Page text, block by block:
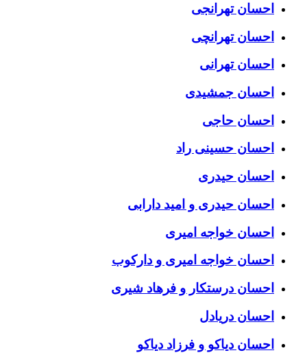
احسان تهرانجی
احسان تهرانچی
احسان تهرانی
احسان جمشیدی
احسان حاجی
احسان حسینی راد
احسان حیدری
احسان حیدری و امید دارابی
احسان خواجه امیری
احسان خواجه امیری و دارکوب
احسان درستكار و فرهاد شيرى
احسان دریادل
احسان دیاکو و فرزاد دیاکو